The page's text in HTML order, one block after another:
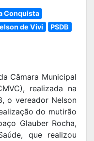
Conquista
de Vivi PSDB
Câmara Municipal
realizada na
o vereador Nelson
do mutirão
Glauber Rocha,
que realizou